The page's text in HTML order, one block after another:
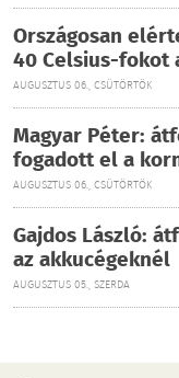
Országosan
40 Celsius-fokot
AUGUSZTUS 06., CSÜTÖRTÖK
Magyar Péter:
fogadott el a
AUGUSZTUS 06., CSÜTÖRTÖK
Gajdos László:
az akkucégeknél
AUGUSZTUS 05., SZERDA